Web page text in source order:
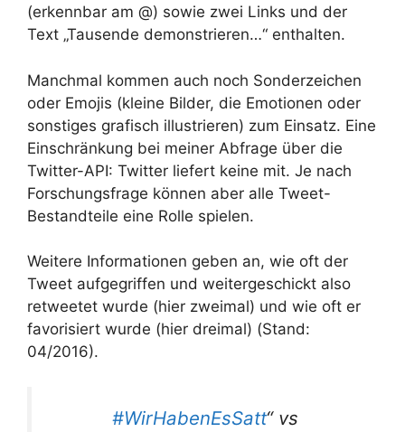
(erkennbar am @) sowie zwei Links und der
Text „Tausende demonstrieren…“ enthalten.
Manchmal kommen auch noch Sonderzeichen
oder Emojis (kleine Bilder, die Emotionen oder
sonstiges grafisch illustrieren) zum Einsatz. Eine
Einschränkung bei meiner Abfrage über die
Twitter-API: Twitter liefert keine mit. Je nach
Forschungsfrage können aber alle Tweet-
Bestandteile eine Rolle spielen.
Weitere Informationen geben an, wie oft der
Tweet aufgegriffen und weitergeschickt also
retweetet wurde (hier zweimal) und wie oft er
favorisiert wurde (hier dreimal) (Stand:
04/2016).
#WirHabenEsSatt“ vs